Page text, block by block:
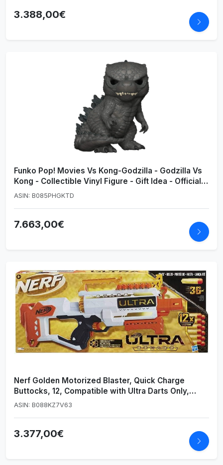
3.388,00€
Funko Pop! Movies Vs Kong-Godzilla - Godzilla Vs
Kong - Collectible Vinyl Figure - Gift Idea - Official
Merchandise - Toys for Kids and Adults - Movies
ASIN: B085PHGKTD
7.663,00€
Nerf Golden Motorized Blaster, Quick Charge
Buttocks, 12, Compatible with Ultra Darts Only,
Multicolor (Hasbro F2017)
ASIN: B088KZ7V63
3.377,00€